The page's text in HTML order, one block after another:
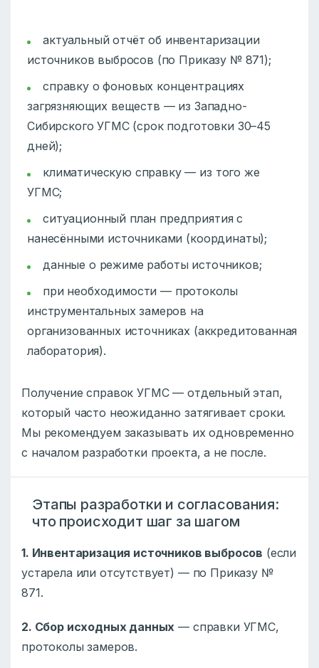
актуальный отчёт об инвентаризации
источников выбросов (по Приказу № 871);
справку о фоновых концентрациях
загрязняющих веществ — из Западно-
Сибирского УГМС (срок подготовки 30–45
дней);
климатическую справку — из того же
УГМС;
ситуационный план предприятия с
нанесёнными источниками (координаты);
данные о режиме работы источников;
при необходимости — протоколы
инструментальных замеров на
организованных источниках (аккредитованная
лаборатория).
Получение справок УГМС — отдельный этап,
который часто неожиданно затягивает сроки.
Мы рекомендуем заказывать их одновременно
с началом разработки проекта, а не после.
Этапы разработки и согласования:
что происходит шаг за шагом
1. Инвентаризация источников выбросов (если
устарела или отсутствует) — по Приказу №
871.
2. Сбор исходных данных — справки УГМС,
протоколы замеров.